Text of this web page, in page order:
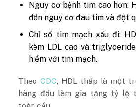
Nguy cơ bệnh tim cao hơn:
đến nguy cơ đau tim và đột
Chỉ số tim mạch xấu đi:
kèm LDL cao và
hiểm với tim mạch.
Theo CDC, HDL thấp là một
hàng đầu làm gia tăng tỷ lệ